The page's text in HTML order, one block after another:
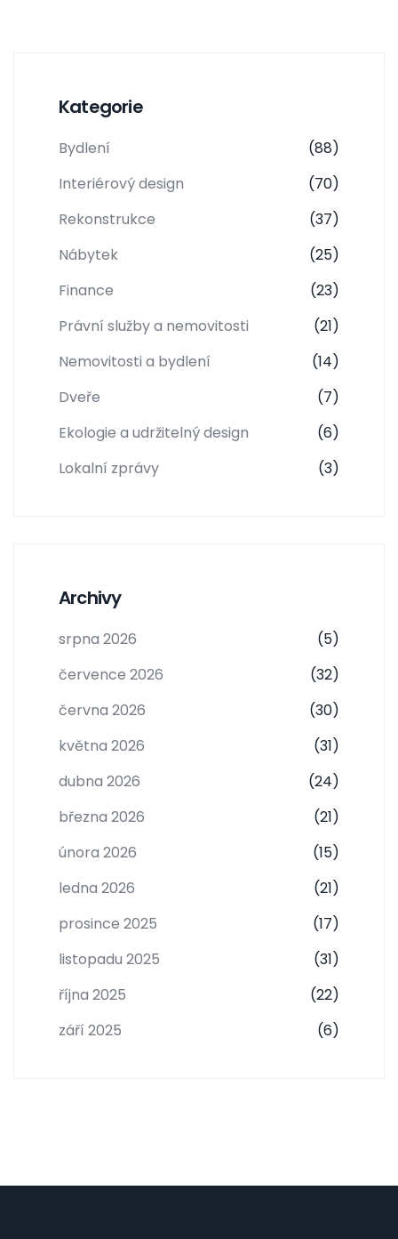
Kategorie
Bydlení
(88)
Interiérový design
(70)
Rekonstrukce
(37)
Nábytek
(25)
Finance
(23)
Právní služby a nemovitosti
(21)
Nemovitosti a bydlení
(14)
Dveře
(7)
Ekologie a udržitelný design
(6)
Lokalní zprávy
(3)
Archivy
srpna 2026
(5)
července 2026
(32)
června 2026
(30)
května 2026
(31)
dubna 2026
(24)
března 2026
(21)
února 2026
(15)
ledna 2026
(21)
prosince 2025
(17)
listopadu 2025
(31)
října 2025
(22)
září 2025
(6)